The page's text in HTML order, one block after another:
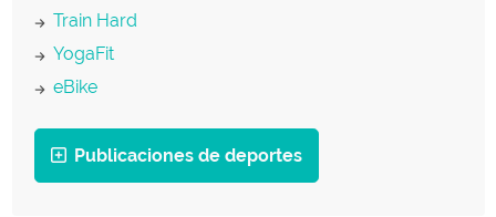
Train Hard
YogaFit
eBike
Publicaciones de deportes